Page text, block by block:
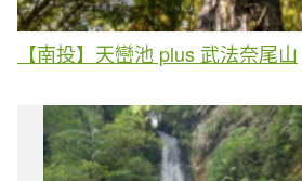
【南投】天巒池 plus 武法奈尾山